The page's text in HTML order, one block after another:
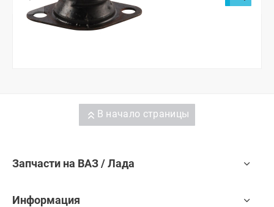
В начало страницы
Запчасти на ВАЗ / Лада
Информация